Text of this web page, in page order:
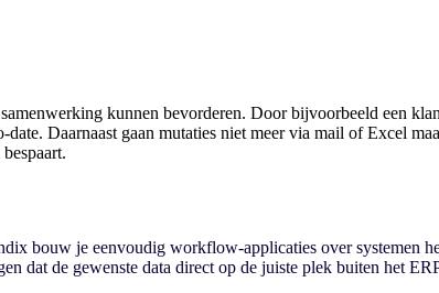
kunnen bevorderen. Door bijvoorbeeld een
Daarnaast gaan mutaties niet meer via mail of Excel
bouw je eenvoudig workflow-applicaties over systemen
dat de gewenste data direct op de juiste plek buiten het